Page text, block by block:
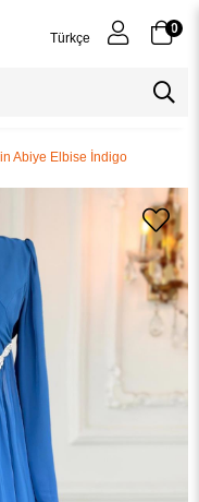
Türkçe
0
Abiye Elbise İndigo